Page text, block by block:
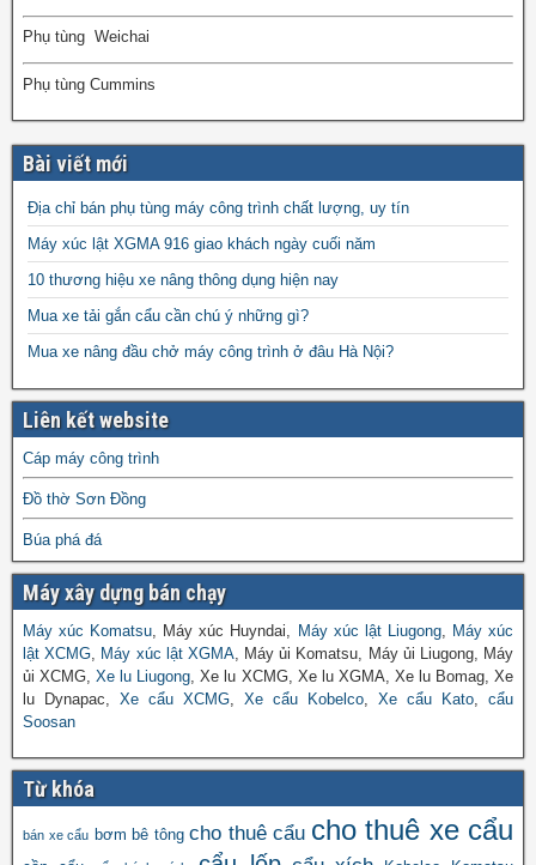
Phụ tùng Weichai
Phụ tùng Cummins
Bài viết mới
Địa chỉ bán phụ tùng máy công trình chất lượng, uy tín
Máy xúc lật XGMA 916 giao khách ngày cuối năm
10 thương hiệu xe nâng thông dụng hiện nay
Mua xe tải gắn cẩu cần chú ý những gì?
Mua xe nâng đầu chở máy công trình ở đâu Hà Nội?
Liên kết website
Cáp máy công trình
Đồ thờ Sơn Đồng
Búa phá đá
Máy xây dựng bán chạy
Máy xúc Komatsu , Máy xúc Huyndai, Máy xúc lật Liugong,
Máy xúc
lật XCMG
Máy xúc lật XGMA, Máy ủi Komatsu, Máy ủi Liugong, Máy
ủi XCMG,Xe lu Liugong , Xe lu XCMG, Xe lu XGMA, Xe lu Bomag, Xe
lu Dynapac, Xe cẩu XCMG Xe cẩu Kobelco Xe cẩu Kato
cẩu
Soosan
Từ khóa
bán xe cẩu bơm bê tông cho thuê cẩu cho thuê xe cẩu